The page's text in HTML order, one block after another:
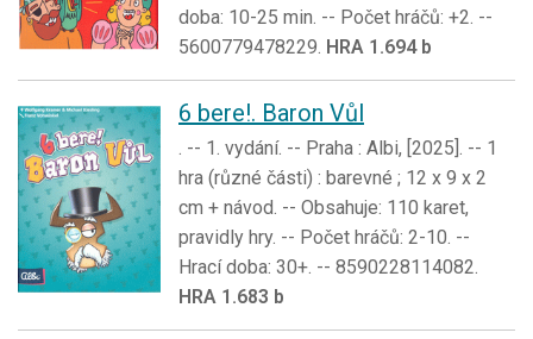
doba: 10-25 min. -- Počet hráčů: +2. --
5600779478229. HRA 1.694 b
6 bere!. Baron Vůl
. -- 1. vydání. -- Praha : Albi, [2025]. -- 1
hra (různé části) : barevné ; 12 x 9 x 2
cm + návod. -- Obsahuje: 110 karet,
pravidly hry. -- Počet hráčů: 2-10. --
Hrací doba: 30+. -- 8590228114082.
HRA 1.683 b